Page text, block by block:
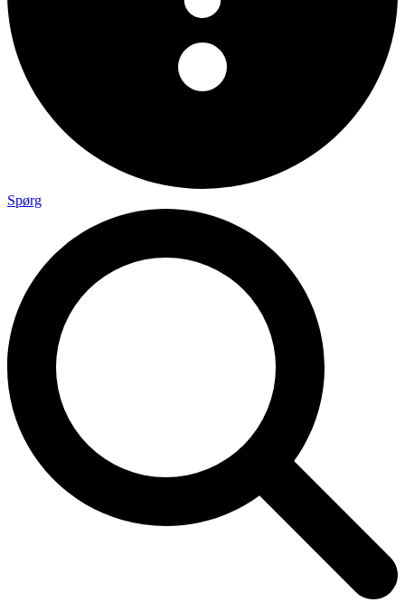
Spørg